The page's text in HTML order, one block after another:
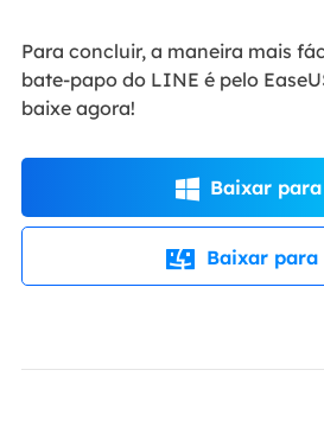
Para concluir, a maneira mais
bate-papo do LINE é pelo
baixe agora!
 Baixar para
 Baixar para